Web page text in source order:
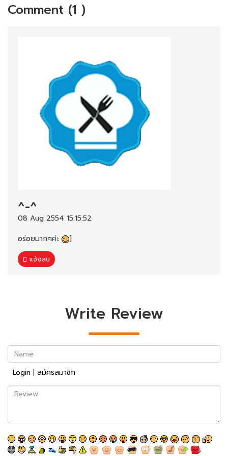
Comment (1 )
^-^
08 Aug 2554 15:15:52
อร่อยมากๆค่ะ
]
แจ้งลบ
Write Review
Name
Login | สมัครสมาชิก
Review